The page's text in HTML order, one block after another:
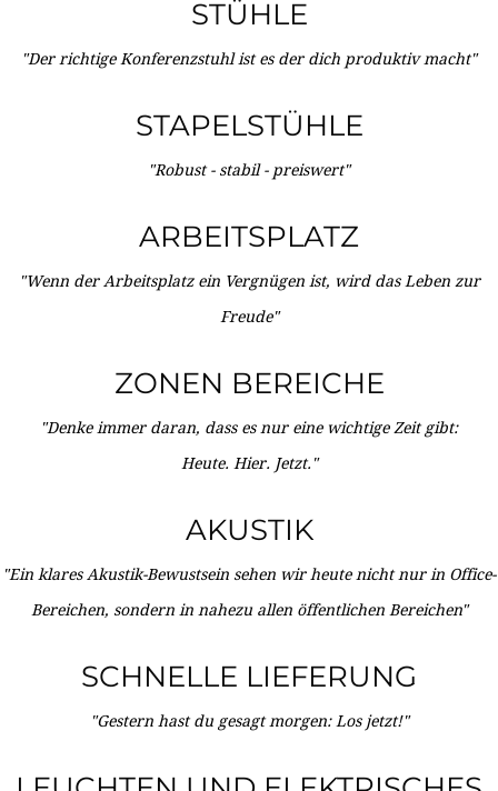
STÜHLE
"Der richtige Konferenzstuhl ist es der dich produktiv macht"
STAPELSTÜHLE
"Robust - stabil - preiswert"
ARBEITSPLATZ
"Wenn der Arbeitsplatz ein Vergnügen ist, wird das Leben zur
Freude"
ZONEN BEREICHE
"Denke immer daran, dass es nur eine wichtige Zeit gibt:
Heute. Hier. Jetzt."
AKUSTIK
"Ein klares Akustik-Bewustsein sehen wir heute nicht nur in Office-
Bereichen, sondern in nahezu allen öffentlichen Bereichen"
SCHNELLE LIEFERUNG
"Gestern hast du gesagt morgen: Los jetzt!"